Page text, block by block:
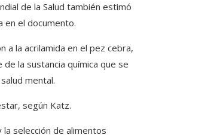
de la Salud también estimó
en el documento.
a la acrilamida en el pez cebra,
la sustancia química que se
mental.
según Katz.
selección de alimentos